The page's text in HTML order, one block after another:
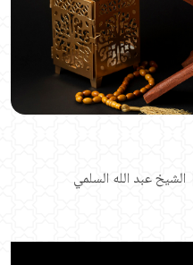
عبد الله السلمي